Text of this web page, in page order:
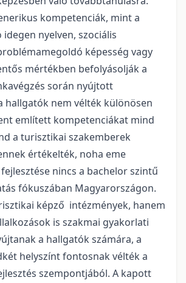
kompetenciák, mint a
nyelven, szociális
képesség vagy
mértékben befolyásolják a
során nyújtott
hallgatók nem vélték különösen
említett kompetenciákat mind
a turisztikai szakemberek
értékelték, noha eme
nincs a bachelor szintű
fókuszában Magyarországon.
képző intézmények, hanem
is szakmai gyakorlati
a hallgatók számára, a
helyszínt fontosnak vélték a
szempontjából. A kapott